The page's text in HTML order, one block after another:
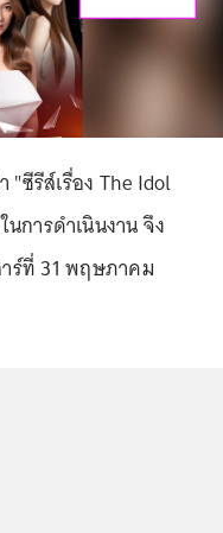
"ซีรีส์เรื่อง The Idol
การดำเนินงาน จึง
ร์ที่ 31 พฤษภาคม